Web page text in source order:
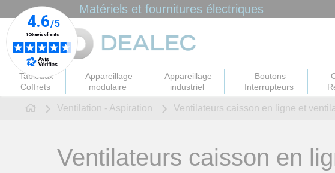
Matériels et fournitures électriques
Tableaux
Coffrets
Appareillage
modulaire
Appareillage
industriel
Boutons
Interrupteurs
Ventilation - Aspiration Ventilateurs caisson en ligne et
Ventilateurs caisson en
Panneau de gestion des cookies